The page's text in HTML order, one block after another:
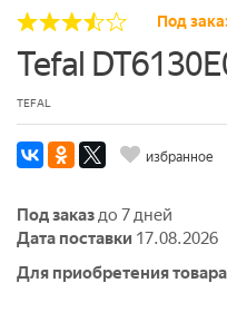
Под
Tefal
TEFAL
избранное
Под заказдо 7 дней
Дата поставки 17.08.2026
Для приобретения